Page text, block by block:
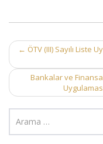
Post
← ÖTV (III) Sayılı Liste
Bankalar ve